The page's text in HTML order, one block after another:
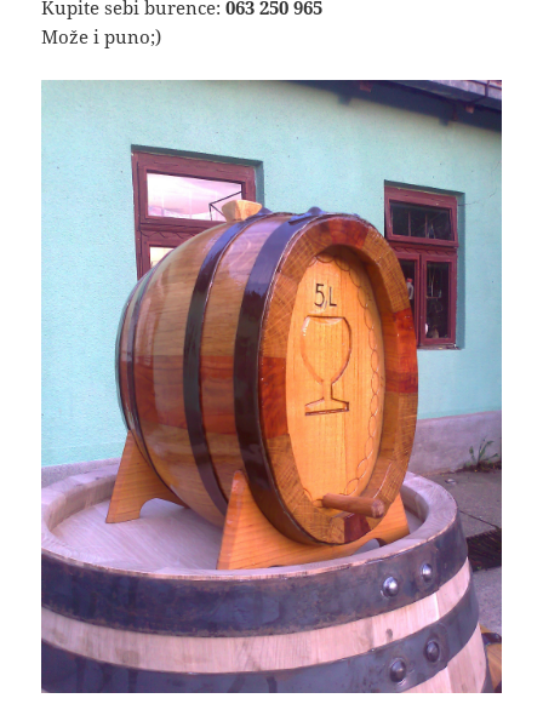
Kupite sebi burence:063 250 965
Мože i puno;)